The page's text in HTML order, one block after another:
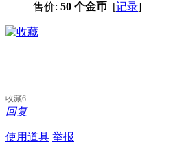
售价: 50 个金币 [记录]
收藏6
回复
使用道具 举报